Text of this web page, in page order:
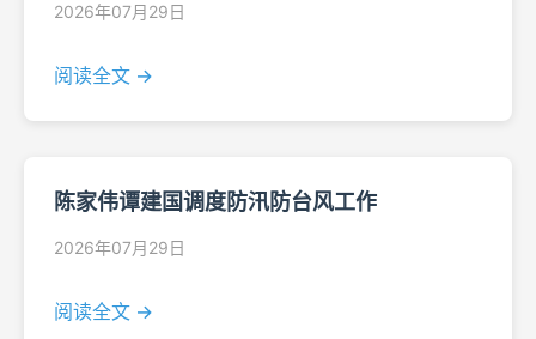
2026年07月29日
阅读全文 →
陈家伟谭建国调度防汛防台风工作
2026年07月29日
阅读全文 →